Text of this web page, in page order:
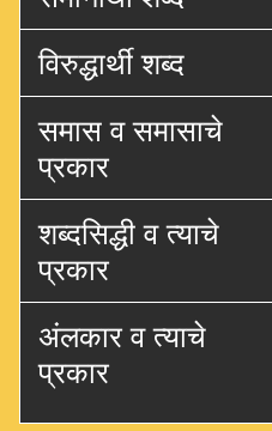
विरुद्धार्थी शब्द
समास व समासाचे
प्रकार
शब्दसिद्धी व त्याचे
प्रकार
अंलकार व त्याचे
प्रकार